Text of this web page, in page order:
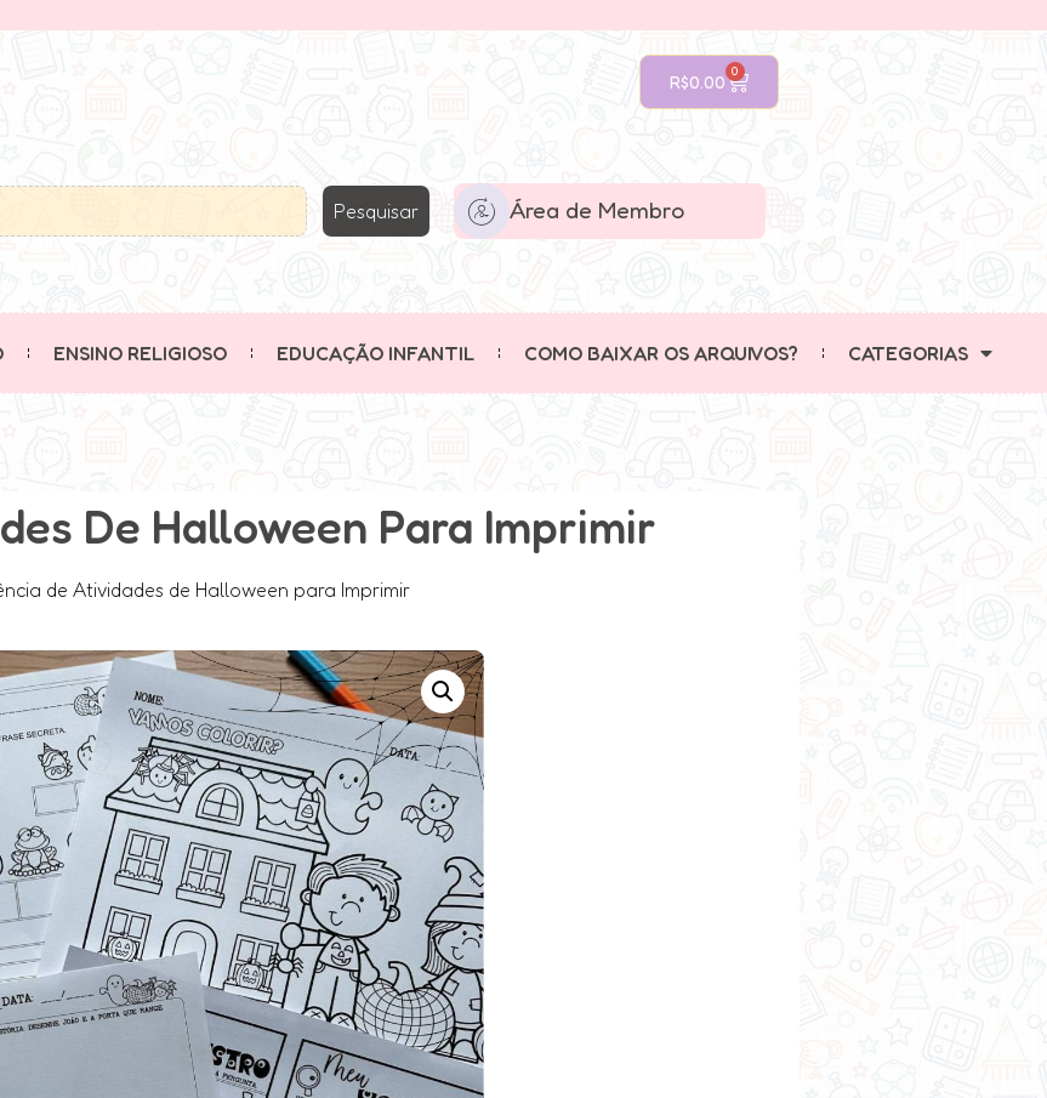
R$0.00 0
Pesquisar Área de Membro
ENSINO RELIGIOSO EDUCAÇÃO INFANTIL COMO BAIXAR OS ARQUIVOS? CATEGORIAS
De Halloween Para Imprimir
de Atividades de Halloween para Imprimir